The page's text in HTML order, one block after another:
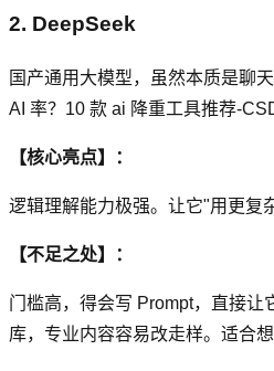
2. DeepSeek
国产通用大模型，虽然本质是聊
AI 率？10 款 ai 降重工具推荐-
【核心亮点】：
逻辑理解能力极强。让它"用更复
【不足之处】：
门槛高，得会写 Prompt，直接
库，专业内容容易改走样。适合